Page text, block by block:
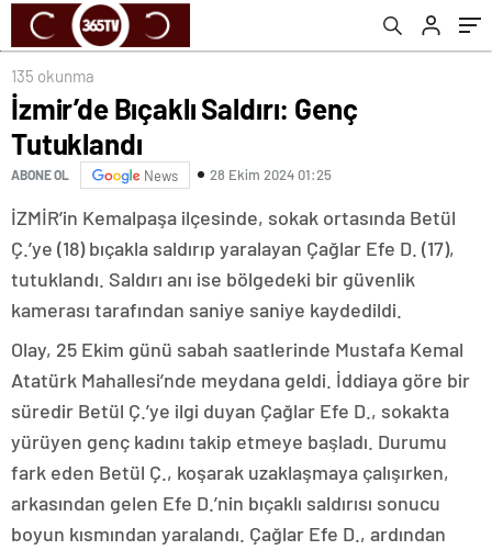
135 okunma
İzmir’de Bıçaklı Saldırı: Genç
Tutuklandı
ABONE OL News 28 Ekim 2024 01:25
İZMİR’in Kemalpaşa ilçesinde, sokak ortasında Betül
Ç.’ye (18) bıçakla saldırıp yaralayan Çağlar Efe D. (17),
tutuklandı. Saldırı anı ise bölgedeki bir güvenlik
kamerası tarafından saniye saniye kaydedildi.
Olay, 25 Ekim günü sabah saatlerinde Mustafa Kemal
Atatürk Mahallesi’nde meydana geldi. İddiaya göre bir
süredir Betül Ç.’ye ilgi duyan Çağlar Efe D., sokakta
yürüyen genç kadını takip etmeye başladı. Durumu
fark eden Betül Ç., koşarak uzaklaşmaya çalışırken,
arkasından gelen Efe D.’nin bıçaklı saldırısı sonucu
boyun kısmından yaralandı. Çağlar Efe D., ardından